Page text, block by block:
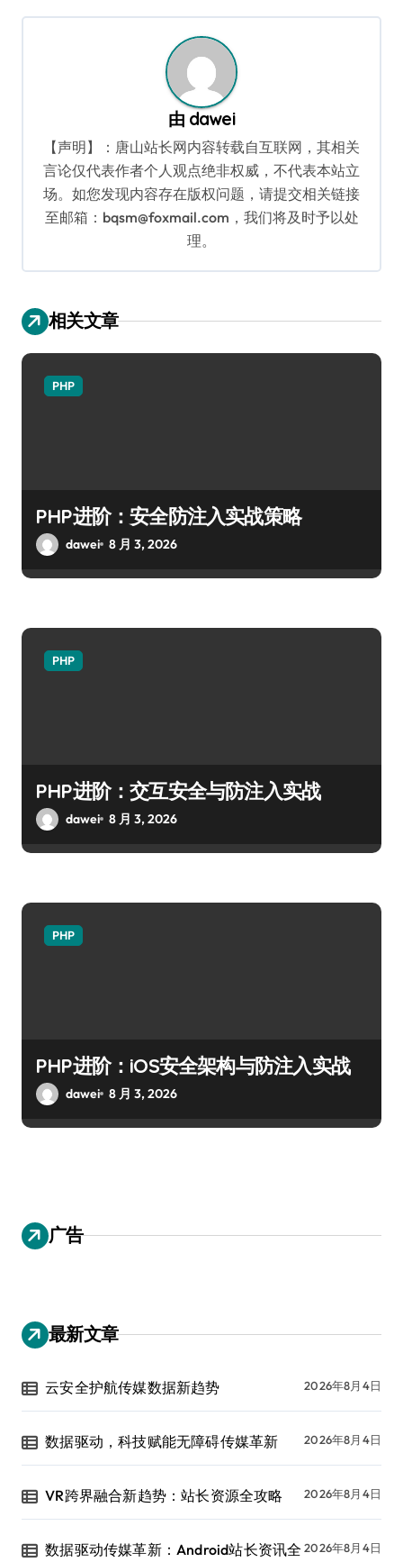
导
由 dawei
【声明】：唐山站长网内容转载自互联网，其相关
言论仅代表作者个人观点绝非权威，不代表本站立
场。如您发现内容存在版权问题，请提交相关链接
至邮箱：bqsm@foxmail.com，我们将及时予以处
理。
相关文章
PHP
PHP进阶：安全防注入实战策略
dawei 8 月 3, 2026
PHP
PHP进阶：交互安全与防注入实战
dawei 8 月 3, 2026
PHP
PHP进阶：iOS安全架构与防注入实战
dawei 8 月 3, 2026
广告
最新文章
云安全护航传媒数据新趋势 2026年8月4日
数据驱动，科技赋能无障碍传媒革新 2026年8月4日
VR跨界融合新趋势：站长资源全攻略 2026年8月4日
数据驱动传媒革新：Android站长资讯全 2026年8月4日